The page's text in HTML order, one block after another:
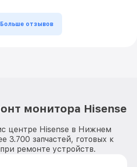
Больше отзывов
монитора Hisense
центре Hisense в Нижнем
3.700 запчастей, готовых к
ремонте устройств.